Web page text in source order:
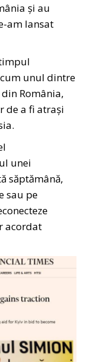
și au
am lansat
unul dintre
România,
de a fi atrași
unei
săptămână,
sau pe
acordat